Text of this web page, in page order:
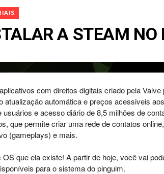
A STEAM NO
com direitos digitais criado pela
atualização automática e preços acessiveis
e acesso diário de 8,5 milhões de
que permite criar uma rede de contatos
(gameplays) e mais.
que ela existe! A partir de hoje, você vai
para o sistema do pinguim.